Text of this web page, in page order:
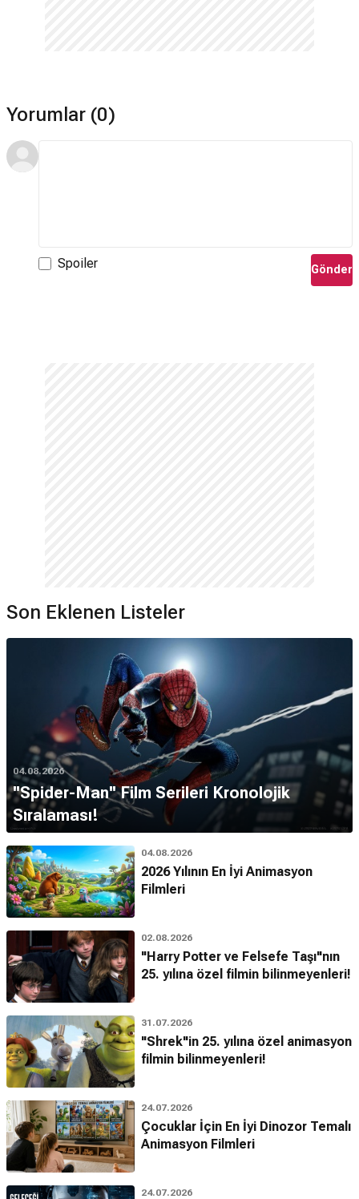
Yorumlar (0)
Spoiler Gönder
Son Eklenen Listeler
04.08.2026
''Spider-Man'' Film Serileri Kronolojik
Sıralaması!
04.08.2026
2026 Yılının En İyi Animasyon
Filmleri
02.08.2026
"Harry Potter ve Felsefe Taşı"nın
25. yılına özel filmin bilinmeyenleri!
31.07.2026
"Shrek"in 25. yılına özel animasyon
filmin bilinmeyenleri!
24.07.2026
Çocuklar İçin En İyi Dinozor Temalı
Animasyon Filmleri
24.07.2026